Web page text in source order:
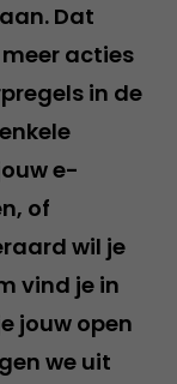
Dat
acties
in de
e-
of
wil je
vind je in
jouw open
we uit